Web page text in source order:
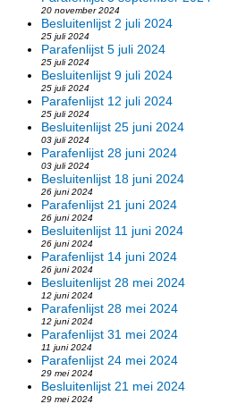
20 november 2024
Besluitenlijst 2 juli 2024
25 juli 2024
Parafenlijst 5 juli 2024
25 juli 2024
Besluitenlijst 9 juli 2024
25 juli 2024
Parafenlijst 12 juli 2024
25 juli 2024
Besluitenlijst 25 juni 2024
03 juli 2024
Parafenlijst 28 juni 2024
03 juli 2024
Besluitenlijst 18 juni 2024
26 juni 2024
Parafenlijst 21 juni 2024
26 juni 2024
Besluitenlijst 11 juni 2024
26 juni 2024
Parafenlijst 14 juni 2024
26 juni 2024
Besluitenlijst 28 mei 2024
12 juni 2024
Parafenlijst 28 mei 2024
12 juni 2024
Parafenlijst 31 mei 2024
11 juni 2024
Parafenlijst 24 mei 2024
29 mei 2024
Besluitenlijst 21 mei 2024
29 mei 2024